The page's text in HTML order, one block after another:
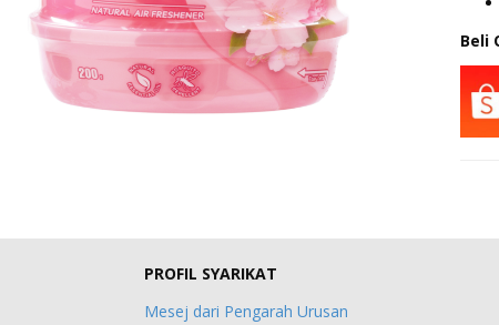
Beli
PROFIL SYARIKAT
Mesej dari Pengarah Urusan